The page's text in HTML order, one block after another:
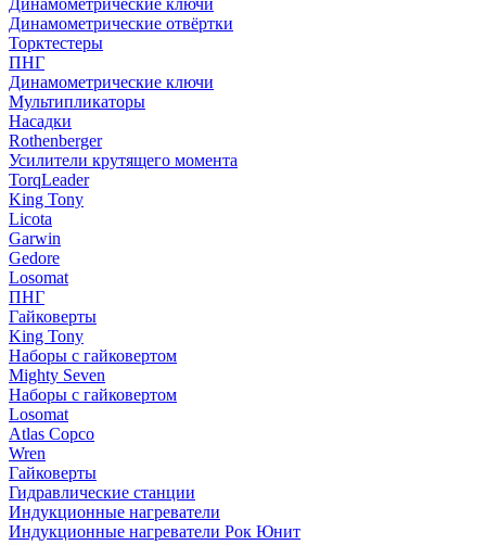
Динамометрические ключи
Динамометрические отвёртки
Торктестеры
ПНГ
Динамометрические ключи
Мультипликаторы
Насадки
Rothenberger
Усилители крутящего момента
TorqLeader
King Tony
Licota
Garwin
Gedore
Losomat
ПНГ
Гайковерты
King Tony
Наборы с гайковертом
Mighty Seven
Наборы с гайковертом
Losomat
Atlas Copco
Wren
Гайковерты
Гидравлические станции
Индукционные нагреватели
Индукционные нагреватели Рок Юнит